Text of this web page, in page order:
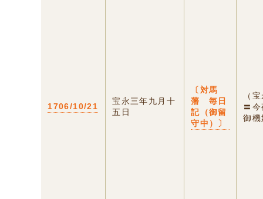
1706/10/21
宝永三年九月十
五日
〔対馬
藩 毎日
記（御留
守中）〕
（
〓
御